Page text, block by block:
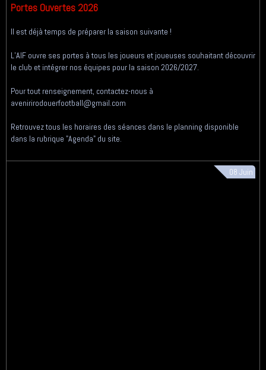
Portes Ouvertes 2026
Il est déjà temps de préparer la saison suivante !
L’AIF ouvre ses portes à tous les joueurs et joueuses souhaitant découvrir
le club et intégrer nos équipes pour la saison 2026/2027.
Pour tout renseignement, contactez-nous à
avenirirodouerfootball@gmail.com
Retrouvez tous les horaires des séances dans le planning disponible
dans la rubrique "Agenda" du site.
08 Juin